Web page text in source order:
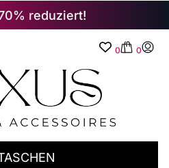
reduziert!
0 0